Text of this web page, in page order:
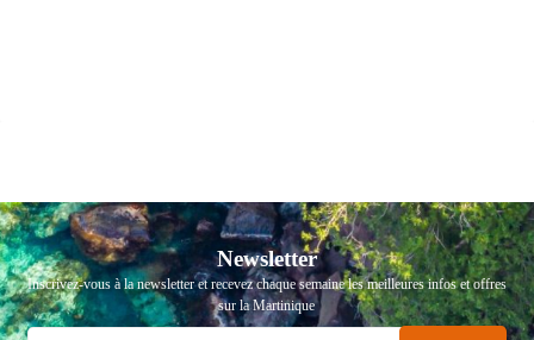
Newsletter
Inscrivez-vous à la newsletter et recevez chaque semaine les meilleures infos et offres
sur la Martinique